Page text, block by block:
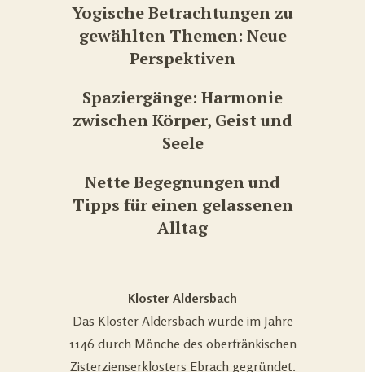
Yogische Betrachtungen zu
gewählten Themen: Neue
Perspektiven
Spaziergänge: Harmonie
zwischen Körper, Geist und
Seele
Nette Begegnungen und
Tipps für einen gelassenen
Alltag
Kloster Aldersbach
Das Kloster Aldersbach wurde im Jahre
1146 durch Mönche des oberfränkischen
Zisterzienserklosters Ebrach gegründet.